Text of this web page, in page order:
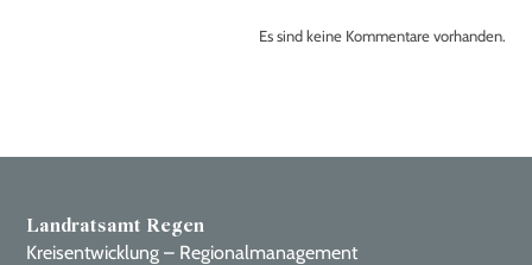
Unterstützende Dienste
Es sind keine Kommentare vorhanden.
Landratsamt Regen
Kreisentwicklung – Regionalmanagement